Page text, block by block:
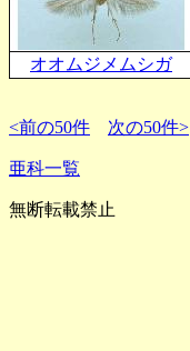
オオムジメムシガ
<前の50件 次の50件>
亜科一覧
無断転載禁止